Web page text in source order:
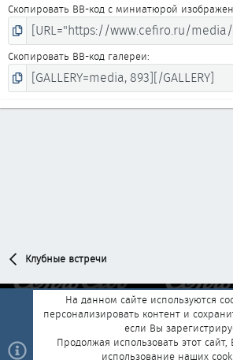
Скопировать BB-код с миниатюрой
Скопировать BB-код галереи
Клубные встречи
Обратная связь
Условия и правила
Политика конфиденциальности
Помощь
На данном сайте используются
персонализировать контент и
если Вы
Продолжая использовать этот
использование наших